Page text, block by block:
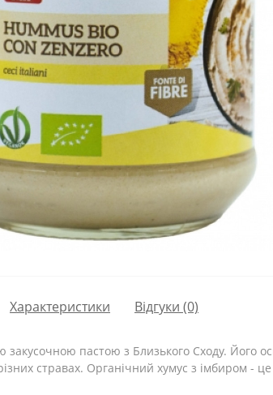
Характеристики Відгуки (0)
закусочною пастою з Близького Сходу. Його
стравах. Органічний хумус з імбиром